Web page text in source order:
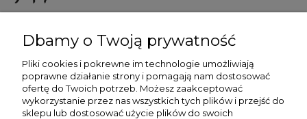
Więcej informacji
Dbamy o Twoją prywatność
Pliki cookies i pokrewne im technologie umożliwiają
poprawne działanie strony i pomagają nam dostosować
ofertę do Twoich potrzeb. Możesz zaakceptować
wykorzystanie przez nas wszystkich tych plików i przejść do
sklepu lub dostosować użycie plików do swoich